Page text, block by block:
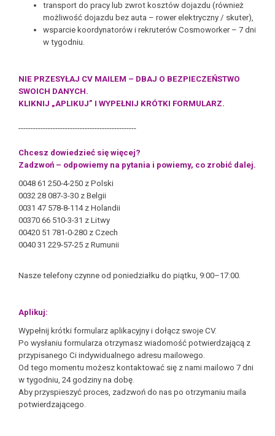
transport do pracy lub zwrot kosztów dojazdu (również
możliwość dojazdu bez auta – rower elektryczny / skuter),
wsparcie koordynatorów i rekruterów Cosmoworker – 7 dni
w tygodniu.
NIE PRZESYŁAJ CV MAILEM – DBAJ O BEZPIECZEŃSTWO
SWOICH DANYCH.
KLIKNIJ „APLIKUJ” I WYPEŁNIJ KRÓTKI FORMULARZ.
------------------------------------------------
Chcesz dowiedzieć się więcej?
Zadzwoń – odpowiemy na pytania i powiemy, co zrobić dalej.
0048 61 250-4-250 z Polski
0032 28 087-3-30 z Belgii
0031 47 578-8-114 z Holandii
00370 66 510-3-31 z Litwy
00420 51 781-0-280 z Czech
0040 31 229-57-25 z Rumunii
Nasze telefony czynne od poniedziałku do piątku, 9:00–17:00.
Aplikuj:
Wypełnij krótki formularz aplikacyjny i dołącz swoje CV.
Po wysłaniu formularza otrzymasz wiadomość potwierdzającą z
przypisanego Ci indywidualnego adresu mailowego.
Od tego momentu możesz kontaktować się z nami mailowo 7 dni
w tygodniu, 24 godziny na dobę.
Aby przyspieszyć proces, zadzwoń do nas po otrzymaniu maila
potwierdzającego.